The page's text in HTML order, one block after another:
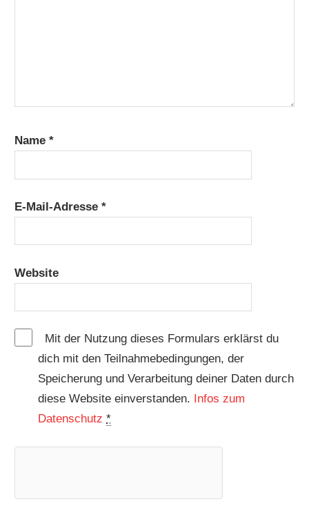
Name*
E-Mail-Adresse*
Website
Mit der Nutzung dieses Formulars erklärst du
dich mit den Teilnahmebedingungen, der
Speicherung und Verarbeitung deiner Daten durch
diese Website einverstanden.
Infos zum
Datenschutz *